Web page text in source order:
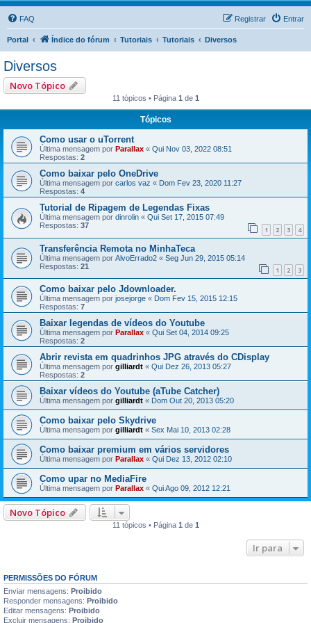
FAQ Entrar
Registrar
Portal Índice do fórum Tutoriais Tutoriais Diversos
Diversos
Novo Tópico
11 tópicos • Página 1 de 1
Tópicos
Como usar o uTorrent
Última mensagem por Parallax « Qui Nov 03, 2022 08:51
Respostas: 2
Como baixar pelo OneDrive
Última mensagem por carlos vaz « Dom Fev 23, 2020 11:27
Respostas: 4
Tutorial de Ripagem de Legendas Fixas
Última mensagem por dinrolin « Qui Set 17, 2015 07:49
Respostas: 37 1 2 3 4
Transferência Remota no MinhaTeca
Última mensagem por AlvoErrado2 « Seg Jun 29, 2015 05:14
Respostas: 21 1 2 3
Como baixar pelo Jdownloader.
Última mensagem por josejorge « Dom Fev 15, 2015 12:15
Respostas: 7
Baixar legendas de vídeos do Youtube
Última mensagem por Parallax « Qui Set 04, 2014 09:25
Respostas: 2
Abrir revista em quadrinhos JPG através do CDisplay
Última mensagem por gilliardt « Qui Dez 26, 2013 05:27
Respostas: 2
Baixar vídeos do Youtube (aTube Catcher)
Última mensagem por gilliardt « Dom Out 20, 2013 05:20
Como baixar pelo Skydrive
Última mensagem por gilliardt « Sex Mai 10, 2013 02:28
Como baixar premium em vários servidores
Última mensagem por Parallax « Qui Dez 13, 2012 02:10
Como upar no MediaFire
Última mensagem por Parallax « Qui Ago 09, 2012 12:21
Novo Tópico
11 tópicos • Página 1 de 1
Ir para
PERMISSÕES DO FÓRUM
Enviar mensagens: Proibido
Responder mensagens: Proibido
Editar mensagens: Proibido
Excluir mensagens: Proibido